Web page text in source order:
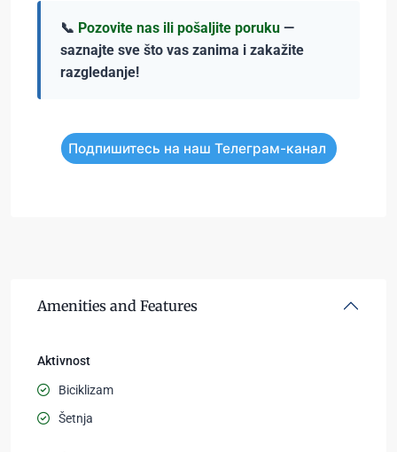
📞 Pozovite nas ili pošaljite poruku —
saznajte sve što vas zanima i zakažite
razgledanje!
Подпишитесь на наш Телеграм-канал
Amenities and Features
Aktivnost
Biciklizam
Šetnja